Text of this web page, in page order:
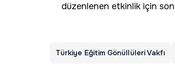
düzenlenen etkinlik için
Türkiye Eğitim Gönüllüleri Vakfı